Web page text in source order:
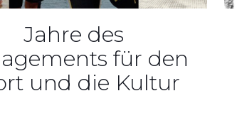
Jahre des
für den
und die Kultur